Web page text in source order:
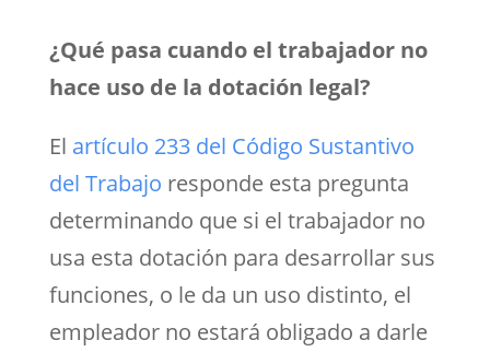
¿Qué pasa cuando el trabajador no
hace uso de la dotación legal?
El artículo 233 del Código Sustantivo
del Trabajo responde esta pregunta
determinando que si el trabajador no
usa esta dotación para desarrollar sus
funciones, o le da un uso distinto, el
empleador no estará obligado a darle